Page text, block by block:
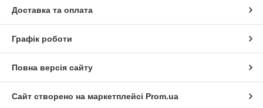
Доставка та оплата
Графік роботи
Повна версія сайту
Сайт створено на маркетплейсі Prom.ua